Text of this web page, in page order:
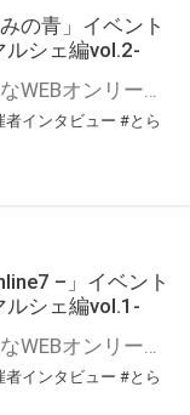
の青」イベント
ルシェ編vol.2-
こんにちは、とらのあなWEBオンリー運営スタッフです。 新たにお届けする、イベント主催者インタビュー-マルシェ編-は、 とらのあなWEBオンリー「マルシェ」をご利用の主催様に 「マルシェ」を使ってイベントを開催した感想や心がけをお聞きする企画です。 今回は、WEBオンリー初開催「駄菓子と唐揚げ、きみの青」より、 主催のぎこ六屋様にお話を伺いました。 協力：ぎこ六屋様／イベント公式Twitter（@krkgwks） とらのあなWEBオンリー「マルシェ」とは？ WEBオンリーでリアルタイムでコミュニケーションがとれるオンライン会場です。
インタビュー #とら
–」イベント
ルシェ編vol.1-
こんにちは、とらのあなWEBオンリー運営スタッフです。 新たにお届けする、イベント主催者インタビュー-マルシェ編-は、 とらのあなWEBオンリー「マルシェ」をご利用した主催様に 「マルシェ」を使って開催した感想や心がけをお聞きする企画です。 今回は、WEBオンリー開催7回目迎えた「マレシルプラン – Online7 –」より、 主催の玉川うた様にお話を伺いました。 ▼マレシルプランのインタビュー前回記事 「イベント主催者インタビュー vol.6」はこちら 協力：玉川うた様（マレシルプラン実行委員会 代表）／イベント公式Twitter（@mallesil_plan） とらのあなWEBオンリー「マルシェ」とは？ WEBオンリーでリアルタイムでコミュニケーションがとれるオンライン会場です。
インタビュー #とら